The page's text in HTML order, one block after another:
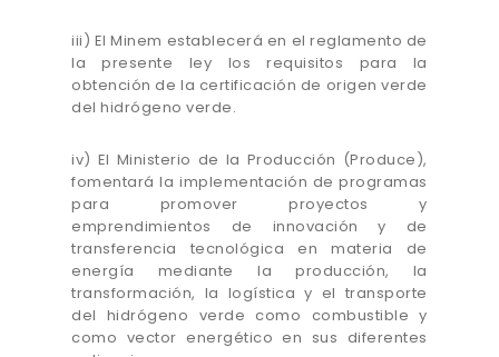
iii) El Minem establecerá en el reglamento de
la presente ley los requisitos para la
obtención de la certificación de origen verde
del hidrógeno verde.
iv) El Ministerio de la Producción (Produce),
fomentará la implementación de programas
para promover proyectos y
emprendimientos de innovación y de
transferencia tecnológica en materia de
energía mediante la producción, la
transformación, la logística y el transporte
del hidrógeno verde como combustible y
como vector energético en sus diferentes